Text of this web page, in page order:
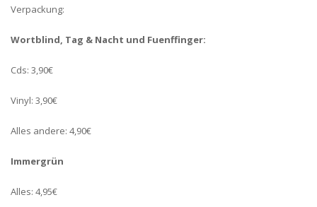
Verpackung:
Wortblind, Tag & Nacht und Fuenffinger:
Cds: 3,90€
Vinyl: 3,90€
Alles andere: 4,90€
Immergrün
Alles: 4,95€